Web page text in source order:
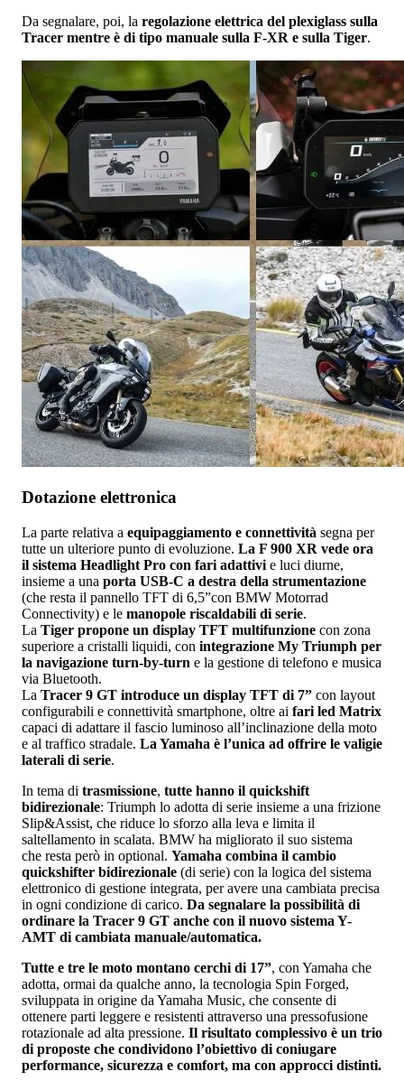
Da segnalare, poi, la regolazione elettrica del plexiglass sulla
Tracer mentre è di tipo manuale sulla F-XR e sulla Tiger.
Dotazione elettronica
La parte relativa a equipaggiamento e connettività segna per
tutte un ulteriore punto di evoluzione. La F 900 XR vede ora
il sistema Headlight Pro con fari adattivi e luci diurne,
insieme a una porta USB-C a destra della strumentazione
(che resta il pannello TFT di 6,5”con BMW Motorrad
Connectivity) e le manopole riscaldabili di serie.
La Tiger propone un display TFT multifunzione con zona
superiore a cristalli liquidi, con integrazione My Triumph per
la navigazione turn-by-turn e la gestione di telefono e musica
via Bluetooth.
La Tracer 9 GT introduce un display TFT di 7” con layout
configurabili e connettività smartphone, oltre ai fari led Matrix
capaci di adattare il fascio luminoso all’inclinazione della moto
e al traffico stradale. La Yamaha è l’unica ad offrire le valigie
laterali di serie.
In tema di trasmissione, tutte hanno il quickshift
bidirezionale: Triumph lo adotta di serie insieme a una frizione
Slip&Assist, che riduce lo sforzo alla leva e limita il
saltellamento in scalata. BMW ha migliorato il suo sistema
che resta però in optional. Yamaha combina il cambio
quickshifter bidirezionale (di serie) con la logica del sistema
elettronico di gestione integrata, per avere una cambiata precisa
in ogni condizione di carico. Da segnalare la possibilità di
ordinare la Tracer 9 GT anche con il nuovo sistema Y-
AMT di cambiata manuale/automatica.
Tutte e tre le moto montano cerchi di 17”, con Yamaha che
adotta, ormai da qualche anno, la tecnologia Spin Forged,
sviluppata in origine da Yamaha Music, che consente di
ottenere parti leggere e resistenti attraverso una pressofusione
rotazionale ad alta pressione. Il risultato complessivo è un trio
di proposte che condividono l’obiettivo di coniugare
performance, sicurezza e comfort, ma con approcci distinti.